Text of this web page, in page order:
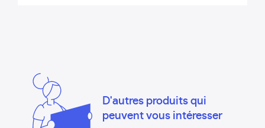
D'autres produits qui
peuvent vous intéresser